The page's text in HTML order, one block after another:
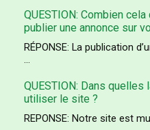
QUESTION: Combien
publier une annonce sur
RÉPONSE: La publication
...
QUESTION: Dans quelles
utiliser le site ?
REPONSE: Notre site est